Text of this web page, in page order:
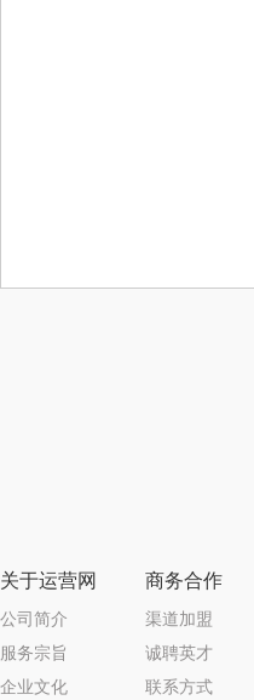
关于运营网
公司简介
服务宗旨
企业文化
商务合作
渠道加盟
诚聘英才
联系方式